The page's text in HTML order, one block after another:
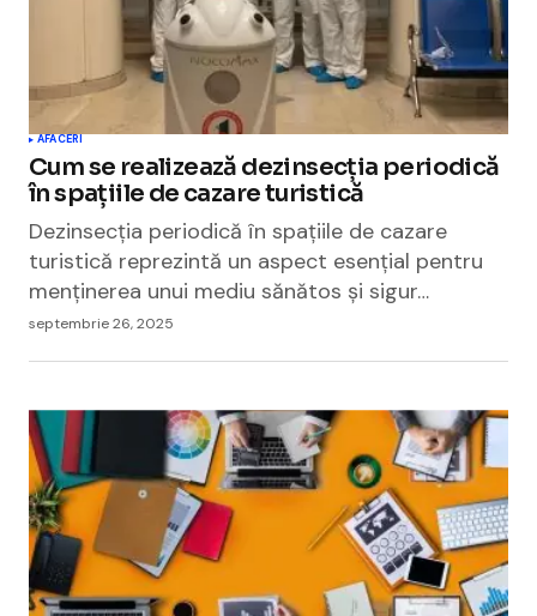
AFACERI
Cum se realizează dezinsecția periodică
în spațiile de cazare turistică
Dezinsecția periodică în spațiile de cazare
turistică reprezintă un aspect esențial pentru
menținerea unui mediu sănătos și sigur…
septembrie 26, 2025